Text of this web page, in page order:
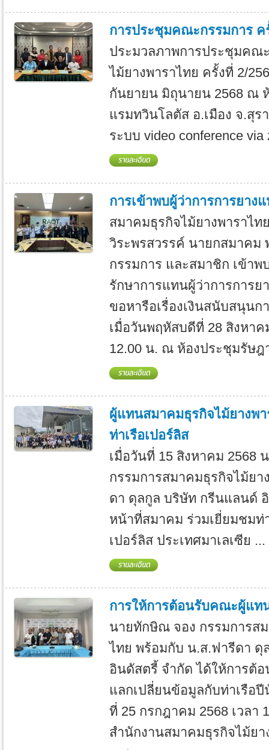
การประชุมคณะกรรมการ ค
ประมวลภาพการประชุมคณ
ไม้ยางพาราไทย ครั้งที่ 2/
กันยายน มิถุนายน 2568 ณ
แรมทวินโลตัส อ.เมือง จ.สุ
ระบบ video conference via
การเข้าพบผู้ว่าการการยาง
สมาคมธุรกิจไม้ยางพาราไ
วิระพรสวรรค์ นายกสมาคม
กรรมการ และสมาชิก เข้าพ
รักษาการแทนผู้ว่าการการย
ขอหารือเรื่องเงินสนับสนุน
เมื่อวันพฤหัสบดีที่ 28 สิงหาค
12.00 น. ณ ห้องประชุมรัษฎ
ผู้แทนสมาคมธุรกิจไม้ยางพ
ท่าเรือเปอร์ลิส
เมื่อวันที่ 15 สิงหาคม 2568
กรรมการสมาคมธุรกิจไม้ยา
ดา ดุลกูล บริษัท กรีนแลนด์
หน้าที่สมาคม ร่วมเยี่ยมชมท่
เปอร์ลิส ประเทศมาเลเซีย ...
การให้การต้อนรับคณะผู้แท
นายทักษิณ จอง กรรมการส
ไทย พร้อมกับ น.ส.ฟารีดา
อินดัสตรี้ จำกัด ได้ให้การต้
แลกเปลี่ยนข้อมูลกับท่าเรือ
ที่ 25 กรกฎาคม 2568 เวลา
สำนักงานสมาคมธุรกิจไม้ย